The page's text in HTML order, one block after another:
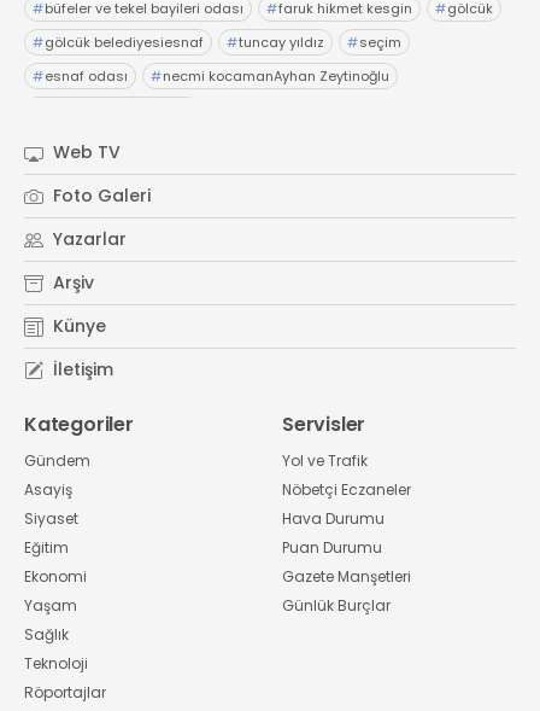
#büfeler ve tekel bayileri odası #faruk hikmet kesgin #gölcük
#gölcük belediyesiesnaf #tuncay yıldız #seçim
#esnaf odası #necmi kocamanAyhan Zeytinoğlu
Web TV
Foto Galeri
Yazarlar
Arşiv
Künye
İletişim
Kategoriler
Gündem
Asayiş
Siyaset
Eğitim
Ekonomi
Yaşam
Sağlık
Teknoloji
Röportajlar
Servisler
Yol ve Trafik
Nöbetçi Eczaneler
Hava Durumu
Puan Durumu
Gazete Manşetleri
Günlük Burçlar